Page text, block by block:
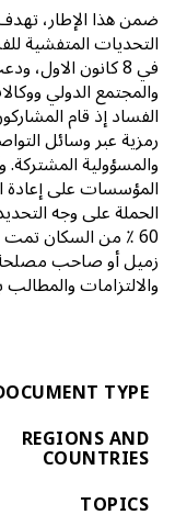
ضمن هذا الإطار،
التحديات المتفشية
في 8 كانون
والمجتمع الدولي
الفساد إذ قام
رمزية عبر وسائل
والمسؤولية
المؤسسات على إعادة
الحملة على وجه
60 ٪ من السكان
زميل أو صاحب
والالتزامات
TYPE
REGIONS AND
COUNTRIES
TOPICS